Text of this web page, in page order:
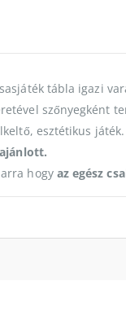
tábla igazi
szőnyegként
esztétikus játék.
hogy az egész